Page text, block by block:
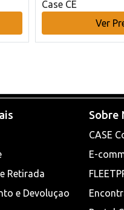
Case CE
Ver
Retirada
e Devoluçao
Sobre
CASE
E-